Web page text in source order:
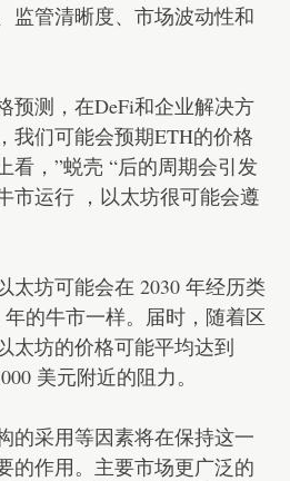
监管清晰度、市场波动性和
预测，在DeFi和企业解决方
我们可能会预期ETH的价格
看，”蜕壳 “后的周期会引发
市运行 ，以太坊很可能会遵
太坊可能会在 2030 年经历类
的牛市一样。届时，随着区
太坊的价格可能平均达到
美元附近的阻力。
的采用等因素将在保持这一
的作用。主要市场更广泛的